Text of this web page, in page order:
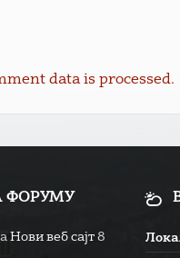
data is processed.
Нови веб сајт 8